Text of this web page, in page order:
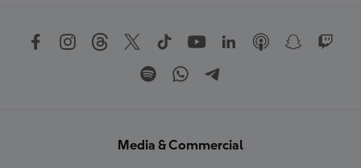
Media & Commercial